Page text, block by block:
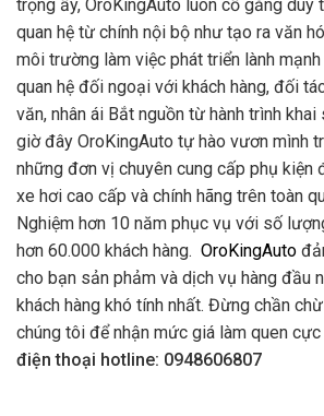
trọng ấy, OroKingAuto luôn cố gắng duy
quan hệ từ chính nội bộ như tạo ra văn
môi trường làm việc phát triển lành
quan hệ đối ngoại với khách hàng, đối
văn, nhân ái Bắt nguồn từ hành trình khai
giờ đây OroKingAuto tự hào vươn mình
những đơn vị chuyên cung cấp phụ kiện
xe hơi cao cấp và chính hãng trên toàn
Nghiệm hơn 10 năm phục vụ với số
hơn 60.000 khách hàng. OroKingAuto
cho bạn sản phảm và dịch vụ hàng đầu
khách hàng khó tính nhất. Đừng chần
chúng tôi để nhận mức giá làm quen
điện thoại hotline: 0948606807